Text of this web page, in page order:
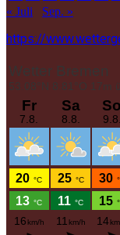
« Juli Sep. »
https://